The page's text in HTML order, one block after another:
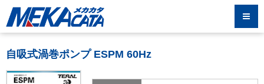
自吸式渦巻ポンプ ESPM 60Hz